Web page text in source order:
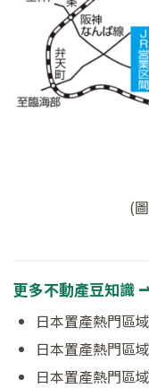
(
更多不動產豆知識
日本置產熱門區
日本置產熱門區
日本置產熱門區